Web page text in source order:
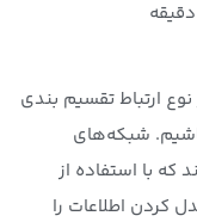
ارتباط تقسیم بندی
شبکه‌های
با استفاده از
کردن اطلاعات را